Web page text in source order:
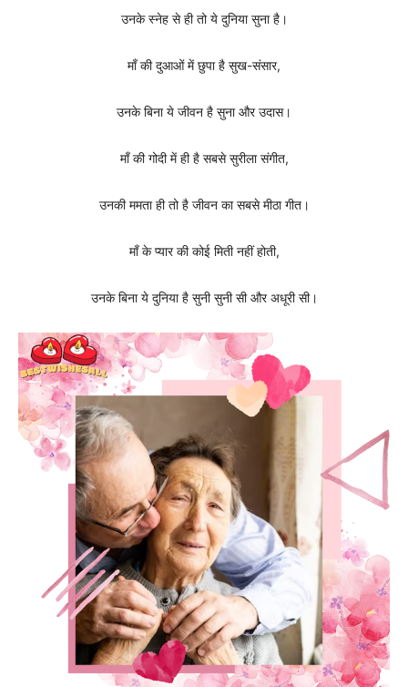
उनके स्नेह से ही तो ये दुनिया सुना है।
माँ की दुआओं में छुपा है सुख-संसार,
उनके बिना ये जीवन है सुना और उदास।
माँ की गोदी में ही है सबसे सुरीला संगीत,
उनकी ममता ही तो है जीवन का सबसे मीठा गीत।
माँ के प्यार की कोई मिती नहीं होती,
उनके बिना ये दुनिया है सुनी सुनी सी और अधूरी सी।